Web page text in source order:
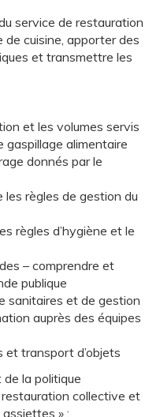
service de restauration
cuisine, apporter des
et transmettre les
et les volumes servis
gaspillage alimentaire
donnés par le
règles de gestion du
règles d’hygiène et le
– comprendre et
publique
sanitaires et de gestion
auprès des équipes
transport d’objets
la politique
collective et
» :